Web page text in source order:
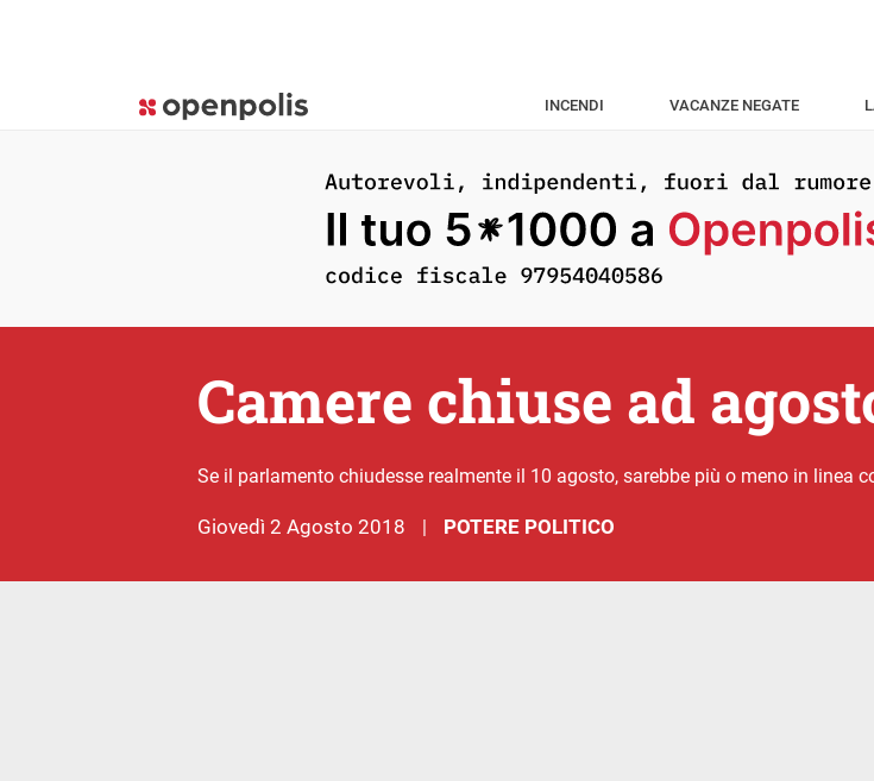
INCENDI VACANZE NEGATE
Camere chiuse ad
Se il parlamento chiudesse realmente il 10 agosto, sarebbe più o meno in linea
giovedì 2 Agosto 2018 | POTERE POLITICO